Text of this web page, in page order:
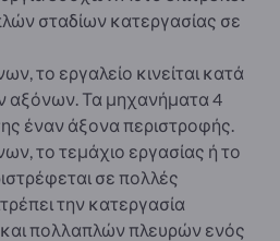
σταδίων κατεργασίας σε
το εργαλείο κινείται κατά
αξόνων. Τα μηχανήματα 4
έναν άξονα περιστροφής.
το τεμάχιο εργασίας ή το
σε πολλές
την κατεργασία
πολλαπλών πλευρών ενός